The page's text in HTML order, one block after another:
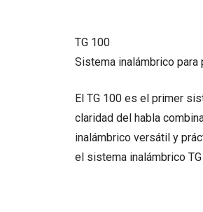
TG 100
Sistema inalámbrico para
El TG 100 es el primer
claridad del habla
inalámbrico versátil y
el sistema inalámbrico